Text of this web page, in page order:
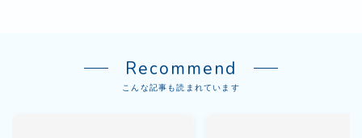
Recommend
こんな記事も読まれています